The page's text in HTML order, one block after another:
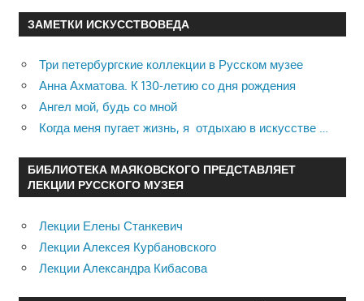
ЗАМЕТКИ ИСКУССТВОВЕДА
Три петербургские коллекции в Русском музее
Анна Ахматова. К 130-летию со дня рождения
Ангел мой, будь со мной
Когда меня пугает жизнь, я отдыхаю в искусстве …
БИБЛИОТЕКА МАЯКОВСКОГО ПРЕДСТАВЛЯЕТ
ЛЕКЦИИ РУССКОГО МУЗЕЯ
Лекции Елены Станкевич
Лекции Алексея Курбановского
Лекции Александра Кибасова